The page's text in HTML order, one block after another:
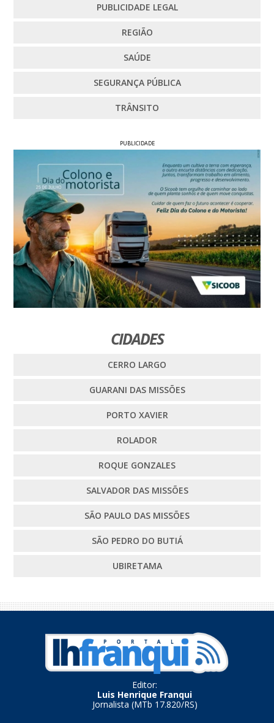
PUBLICIDADE LEGAL
REGIÃO
SAÚDE
SEGURANÇA PÚBLICA
TRÂNSITO
PUBLICIDADE
CIDADES
CERRO LARGO
GUARANI DAS MISSÕES
PORTO XAVIER
ROLADOR
ROQUE GONZALES
SALVADOR DAS MISSÕES
SÃO PAULO DAS MISSÕES
SÃO PEDRO DO BUTIÁ
UBIRETAMA
Editor:
Luis Henrique Franqui
Jornalista (MTb 17.820/RS)